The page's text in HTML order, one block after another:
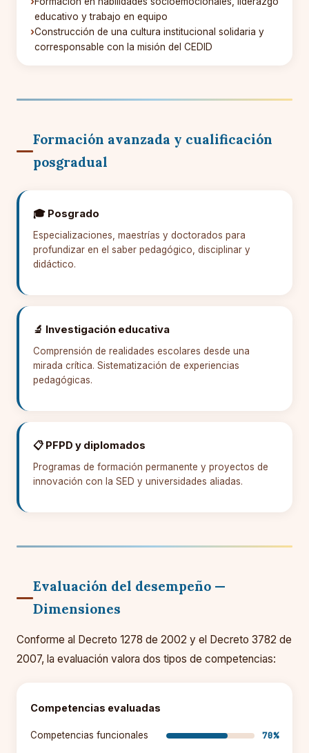
educativo y trabajo en equipo
Construcción de una cultura institucional solidaria y
corresponsable con la misión del CEDID
Formación avanzada y cualificación
posgradual
🎓 Posgrado
Especializaciones, maestrías y doctorados para
profundizar en el saber pedagógico, disciplinar y
didáctico.
🔬 Investigación educativa
Comprensión de realidades escolares desde una
mirada crítica. Sistematización de experiencias
pedagógicas.
📋 PFPD y diplomados
Programas de formación permanente y proyectos de
innovación con la SED y universidades aliadas.
Evaluación del desempeño —
Dimensiones
Conforme al Decreto 1278 de 2002 y el Decreto 3782 de
2007, la evaluación valora dos tipos de competencias:
Competencias evaluadas
Competencias funcionales 70%